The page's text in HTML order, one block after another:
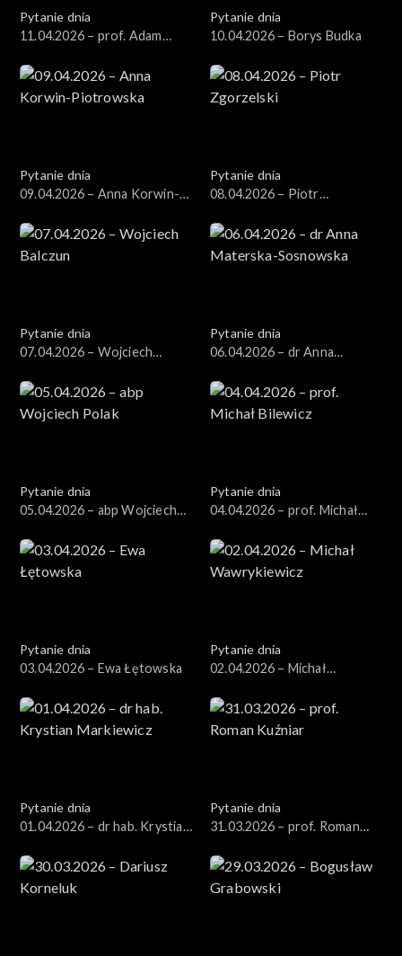
Pytanie dnia
11.04.2026 – prof. Adam
Pytanie dnia
10.04.2026 – Borys Budka
Pytanie dnia
09.04.2026 – Anna Korwin-
Pytanie dnia
08.04.2026 – Piotr
Pytanie dnia
07.04.2026 – Wojciech
Pytanie dnia
06.04.2026 – dr Anna
Pytanie dnia
05.04.2026 – abp Wojciech
Pytanie dnia
04.04.2026 – prof. Michał
Pytanie dnia
03.04.2026 – Ewa Łętowska
Pytanie dnia
02.04.2026 – Michał
Pytanie dnia
01.04.2026 – dr hab. Krystian
Pytanie dnia
31.03.2026 – prof. Roman